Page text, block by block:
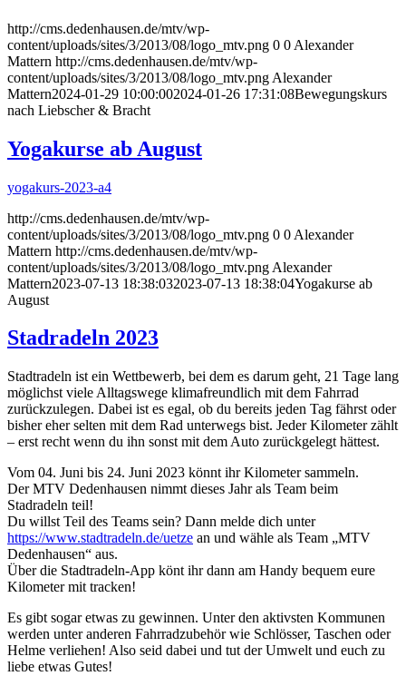
http://cms.dedenhausen.de/mtv/wp-
content/uploads/sites/3/2013/08/logo_mtv.png 0 0 Alexander
Mattern http://cms.dedenhausen.de/mtv/wp-
content/uploads/sites/3/2013/08/logo_mtv.png Alexander
Mattern2024-01-29 10:00:002024-01-26 17:31:08Bewegungskurs
nach Liebscher & Bracht
Yogakurse ab August
yogakurs-2023-a4
http://cms.dedenhausen.de/mtv/wp-
content/uploads/sites/3/2013/08/logo_mtv.png 0 0 Alexander
Mattern http://cms.dedenhausen.de/mtv/wp-
content/uploads/sites/3/2013/08/logo_mtv.png Alexander
Mattern2023-07-13 18:38:032023-07-13 18:38:04Yogakurse ab
August
Stadradeln 2023
Stadtradeln ist ein Wettbewerb, bei dem es darum geht, 21 Tage lang
möglichst viele Alltagswege klimafreundlich mit dem Fahrrad
zurückzulegen. Dabei ist es egal, ob du bereits jeden Tag fährst oder
bisher eher selten mit dem Rad unterwegs bist. Jeder Kilometer zählt
– erst recht wenn du ihn sonst mit dem Auto zurückgelegt hättest.
Vom 04. Juni bis 24. Juni 2023 könnt ihr Kilometer sammeln.
Der MTV Dedenhausen nimmt dieses Jahr als Team beim
Stadradeln teil!
Du willst Teil des Teams sein? Dann melde dich unter
https://www.stadtradeln.de/uetze an und wähle als Team „MTV
Dedenhausen“ aus.
Über die Stadtradeln-App könt ihr dann am Handy bequem eure
Kilometer mit tracken!
Es gibt sogar etwas zu gewinnen. Unter den aktivsten Kommunen
werden unter anderen Fahrradzubehör wie Schlösser, Taschen oder
Helme verliehen! Also seid dabei und tut der Umwelt und euch zu
liebe etwas Gutes!